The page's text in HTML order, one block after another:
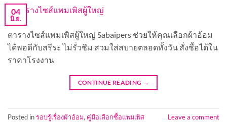
04
มิ.ย.
ตารางไซส์แพมเพิสผู้ใหญ่ Sabaipers ช่วยให้คุณเลือกผ้าอ้อม
ได้พอดีกับสรีระ ไม่รั่วซึม สวมใส่สบายตลอดทั้งวัน สั่งซื้อได้ใน
ราคาโรงงาน
CONTINUE READING →
Posted inรอบรู้เรื่องผ้าอ้อม, คู่มือเลือกซื้อแพมเพิส Leave a comment